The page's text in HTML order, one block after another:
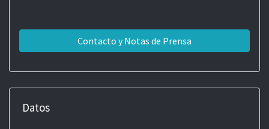
Contacto y Notas de Prensa
Datos